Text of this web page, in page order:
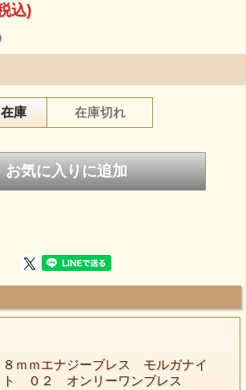
keyword
人と違うと感じてしまったりしません
アクアマリンを選ぶ人は
込)
在庫 在庫切れ
８ｍｍエナジーブレス モルガナイ
ト ０２ オンリーワンブレス